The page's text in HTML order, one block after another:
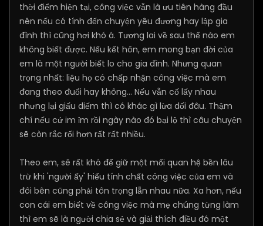
thời điểm hiện tại, công việc vẫn là ưu tiên hàng đầu
nên nếu có tính đến chuyện yêu đương hay lập gia
đình thì cũng hơi khó á. Tương lai về sau thế nào em
không biết được. Nếu kết hôn, em mong bạn đời của
em là một người biết lo cho gia đình. Nhưng quan
trọng nhất: liệu họ có chấp nhận công việc mà em
đang theo đuổi hay không... Nếu vẫn cố lấy nhau
nhưng lại giấu diếm thì có khác gì lừa dối đâu. Thậm
chí nếu cứ im ỉm rồi ngày nào đó bại lộ thì câu chuyện
sẽ còn rắc rối hơn rất rất nhiều.
Theo em, sẽ rất khó để giữ một mối quan hệ bền lâu
trừ khi 'người ấy' hiểu tính chất công việc của em và
đôi bên cũng phải tôn trọng lẫn nhau nữa. Xa hơn, nếu
con cái em biết về công việc mà mẹ chúng từng làm
thì em sẽ là người chia sẻ và giải thích điều đó một